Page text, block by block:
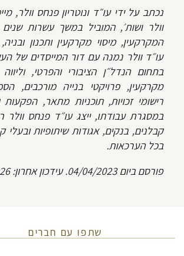
נכתב על ידי עו״ד ונוטריון פנחס וולר,
וולר ושות׳, המוביל במשך עשרות
המקרקעין, מיסוי מקרקעין ותכנון
עו״ד וולר נמנה עם דור המייסדים של
בתחום הנדל״ן הציבורי והפרטי,
מקרקעין, פרויקטי בנייה מורכבים,
רישומי זכויות, תוכניות מתאר,
במסגרת עבודתו, ייצג עו״ד פנחס וולר
קבלנים, בנקים, אגודות שיתופיות ובעלי
בכל הערכאות.
פורסם ביום 04/04/2023. עידכון אחרון: 10/02/2026.
שתפו עם חברים